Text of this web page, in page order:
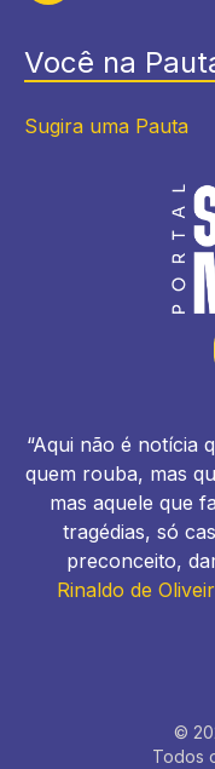
Você na
Sugira uma Pauta
“Aqui não é notícia
quem rouba, mas
mas aquele que
tragédias, só
preconceito,
Rinaldo de
©
Todos